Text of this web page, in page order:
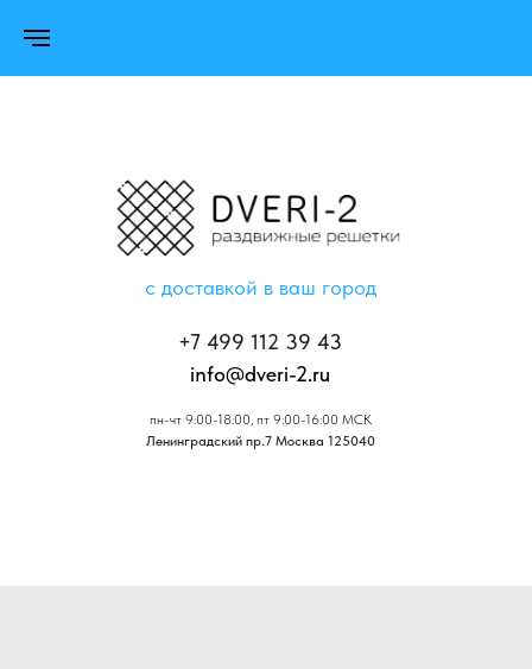
с доставкой в ваш город
+7 499 112 39 43
info@dveri-2.ru
пн-чт 9:00-18:00, пт 9:00-16:00 МСК
Ленинградский пр.7 Москва 125040